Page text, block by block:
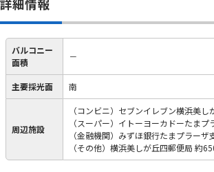
詳細情報
バルコニー
面積
－
主要採光面 南
周辺施設
（コンビニ）セブンイレブン横浜美
（スーパー）イトーヨーカドーたま
（金融機関）みずほ銀行たまプラーザ
（その他）横浜美しが丘四郵便局 約